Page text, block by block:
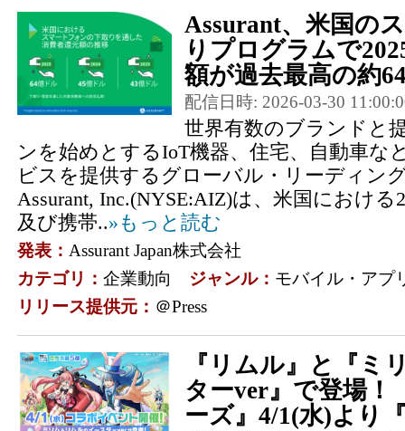
Assurant、米国の
りプログラムで
額が過去最高の約
配信日時: 2026-03-30
世界有数のブランドと
ンを始めとするIoT機器、住宅、自動車な
ビスを提供するグローバル・リーディン
Assurant, Inc.(NYSE:AIZ)は、米国におけ
及び携帯..»もっと読む
発表： Assurant Japan株式会社
カテゴリ： 企業動向 ジャンル： モバイル・アプ
リリース提供元： ＠Press
『リムル』と『ミ
ターver』で登場！
ーズ』4/1(水)より